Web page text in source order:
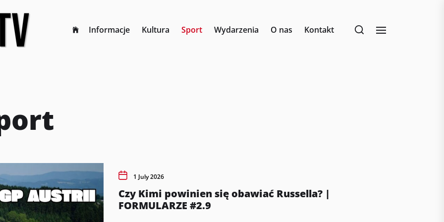
Informacje Kultura Sport Wydarzenia O nas Kontakt
1 July 2026
Czy Kimi powinien się obawiać Russella? |
FORMULARZE #2.9